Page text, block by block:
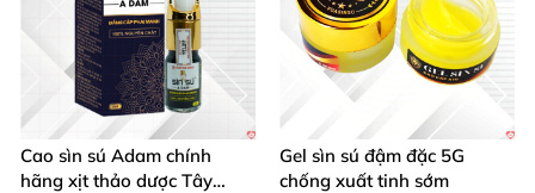
Cao sìn sú Adam chính
hãng xịt thảo dược Tây
Gel sìn sú đậm đặc 5G
chống xuất tinh sớm